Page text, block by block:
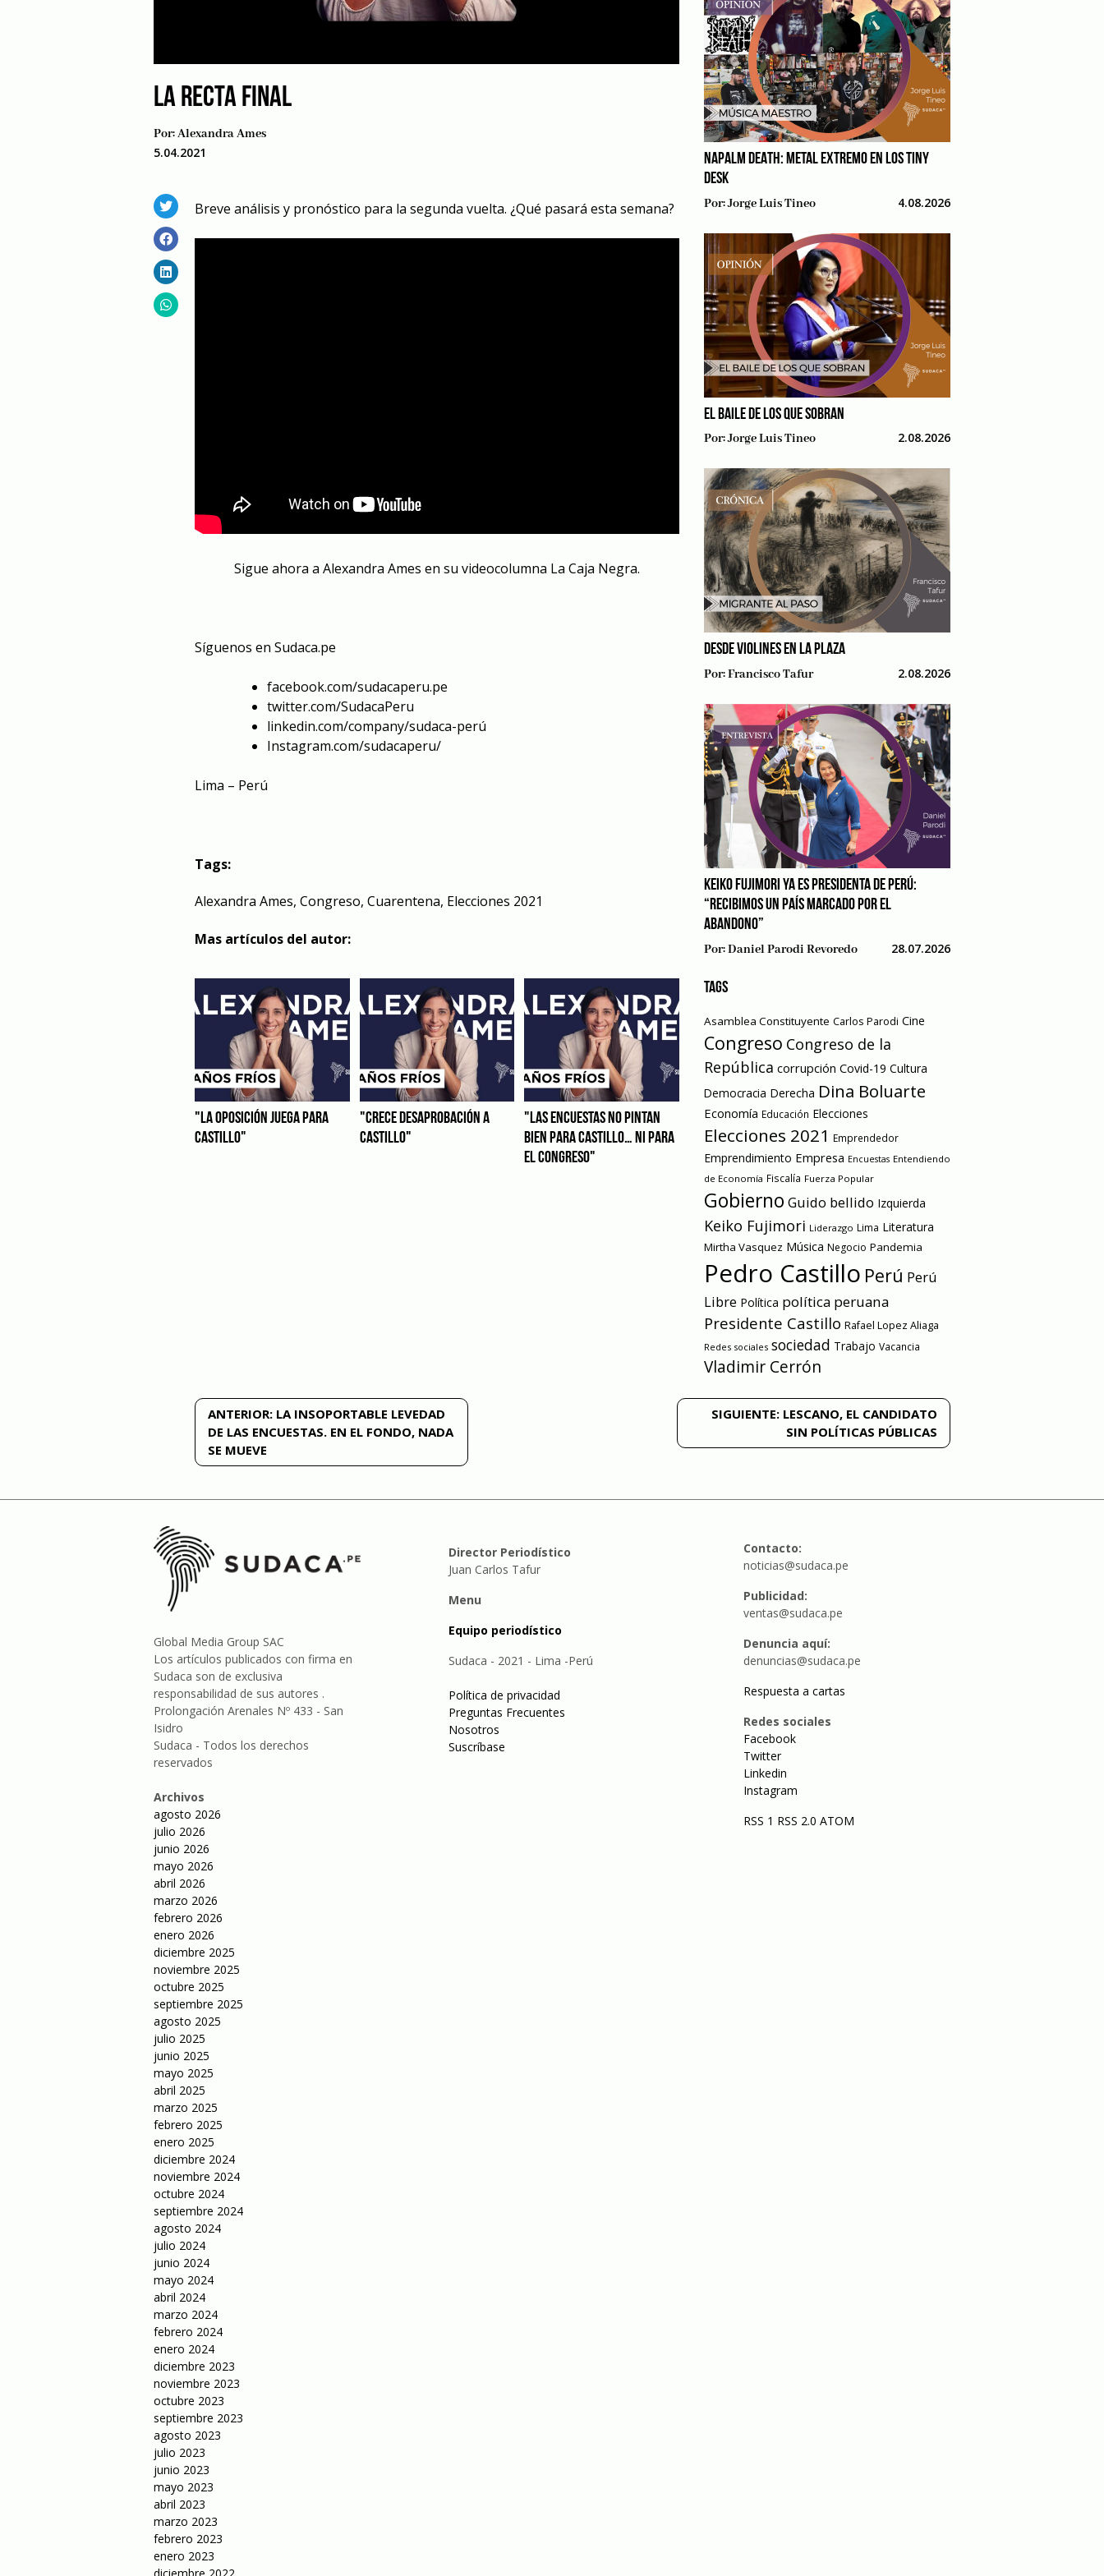
LA RECTA FINAL
Por:Alexandra Ames
5.04.2021
Breve análisis y pronóstico para la segunda vuelta. ¿Qué pasará esta semana?
Sigue ahora a Alexandra Ames en su videocolumna La Caja Negra.
Síguenos en Sudaca.pe
facebook.com/sudacaperu.pe
twitter.com/SudacaPeru
linkedin.com/company/sudaca-perú
Instagram.com/sudacaperu/
Lima – Perú
Tags:
Alexandra Ames, Congreso, Cuarentena, Elecciones 2021
Mas artículos del autor:
"LA OPOSICIÓN JUEGA PARA
CASTILLO"
"CRECE DESAPROBACIÓN A
CASTILLO"
"LAS ENCUESTAS NO PINTAN
BIEN PARA CASTILLO… NI PARA
EL CONGRESO"
NAPALM DEATH: METAL EXTREMO EN LOS TINY
DESK
Por:Jorge Luis Tineo 4.08.2026
EL BAILE DE LOS QUE SOBRAN
Por:Jorge Luis Tineo 2.08.2026
DESDE VIOLINES EN LA PLAZA
Por:Francisco Tafur 2.08.2026
KEIKO FUJIMORI YA ES PRESIDENTA DE PERÚ:
“RECIBIMOS UN PAÍS MARCADO POR EL
ABANDONO”
Por:Daniel Parodi Revoredo 28.07.2026
TAGS
Asamblea Constituyente Carlos Parodi Cine
Congreso Congreso de la
República corrupción Covid-19 Cultura
Democracia Derecha Dina Boluarte
Economía Educación Elecciones
Elecciones 2021 Emprendedor
Emprendimiento Empresa Encuestas Entendiendo
de Economía Fiscalía Fuerza Popular
Gobierno Guido bellido Izquierda
Keiko Fujimori Liderazgo Lima Literatura
Mirtha Vasquez Música Negocio Pandemia
Pedro Castillo Perú Perú
Libre Política política peruana
Presidente Castillo Rafael Lopez Aliaga
Redes sociales sociedad Trabajo Vacancia
Vladimir Cerrón
Navegación
de
entradas
ANTERIOR: LA INSOPORTABLE LEVEDAD
DE LAS ENCUESTAS. EN EL FONDO, NADA
SE MUEVE
SIGUIENTE: LESCANO, EL CANDIDATO
SIN POLÍTICAS PÚBLICAS
Global Media Group SAC
Los artículos publicados con firma en
Sudaca son de exclusiva
responsabilidad de sus autores .
Prolongación Arenales Nº 433 - San
Isidro
Sudaca - Todos los derechos
reservados
Archivos
agosto 2026
julio 2026
junio 2026
mayo 2026
abril 2026
marzo 2026
febrero 2026
enero 2026
diciembre 2025
noviembre 2025
octubre 2025
septiembre 2025
agosto 2025
julio 2025
junio 2025
mayo 2025
abril 2025
marzo 2025
febrero 2025
enero 2025
diciembre 2024
noviembre 2024
octubre 2024
septiembre 2024
agosto 2024
julio 2024
junio 2024
mayo 2024
abril 2024
marzo 2024
febrero 2024
enero 2024
diciembre 2023
noviembre 2023
octubre 2023
septiembre 2023
agosto 2023
julio 2023
junio 2023
mayo 2023
abril 2023
marzo 2023
febrero 2023
enero 2023
Director Periodístico
Juan Carlos Tafur
Menu
Equipo periodístico
Sudaca - 2021 - Lima -Perú
Política de privacidad
Preguntas Frecuentes
Nosotros
Suscríbase
Contacto:
noticias@sudaca.pe
Publicidad:
ventas@sudaca.pe
Denuncia aquí:
denuncias@sudaca.pe
Respuesta a cartas
Redes sociales
Facebook
Twitter
Linkedin
Instagram
RSS 1 RSS 2.0 ATOM